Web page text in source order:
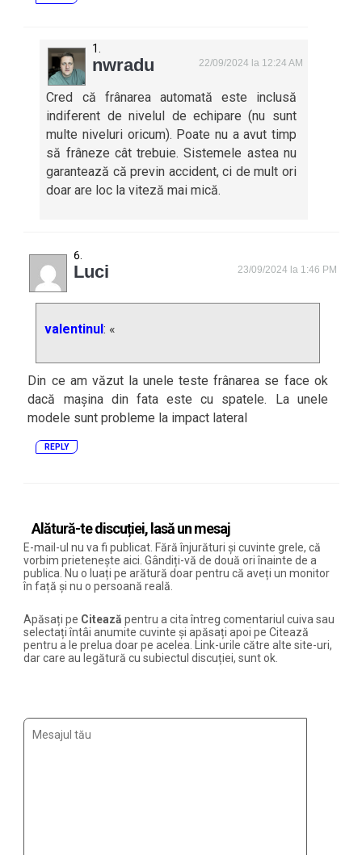
nwradu 22/09/2024 la 12:24 AM
Cred că frânarea automată este inclusă
indiferent de nivelul de echipare (nu sunt
multe niveluri oricum). Poate nu a avut timp
să frâneze cât trebuie. Sistemele astea nu
garantează că previn accident, ci de mult ori
doar are loc la viteză mai mică.
Luci 23/09/2024 la 1:46 PM
valentinul: «
Din ce am văzut la unele teste frânarea se face ok
dacă mașina din fata este cu spatele. La unele
modele sunt probleme la impact lateral
REPLY
Alătură-te discuției, lasă un mesaj
E-mail-ul nu va fi publicat. Fără înjurături și cuvinte grele, că
vorbim prietenește aici. Gândiți-vă de două ori înainte de a
publica. Nu o luați pe arătură doar pentru că aveți un monitor
în față și nu o persoană reală.
Apăsați pe Citează pentru a cita întreg comentariul cuiva sau
selectați întâi anumite cuvinte și apăsați apoi pe Citează
pentru a le prelua doar pe acelea. Link-urile către alte site-uri,
dar care au legătură cu subiectul discuției, sunt ok.